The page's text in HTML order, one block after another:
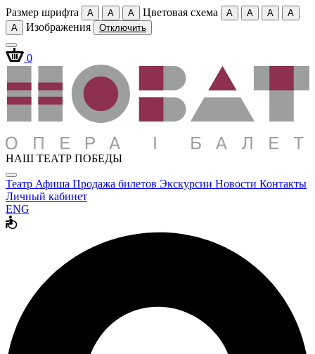
Размер шрифта A A A Цветовая схема A A A
A
A
Изображения Отключить
0
НАШ ТЕАТР ПОБЕДЫ
Театр Афиша Продажа билетов Экскурсии Новости Контакты
Личный кабинет
ENG